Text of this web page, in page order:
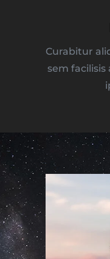
Curabitur
sem facilisis